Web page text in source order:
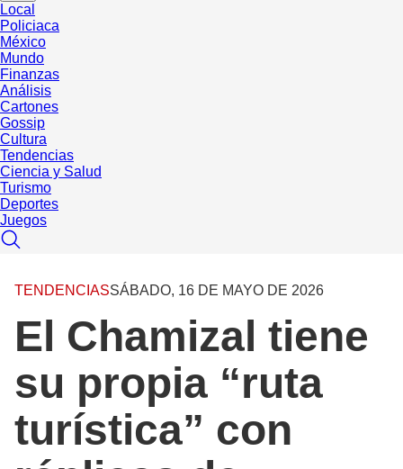
Local
Policiaca
México
Mundo
Finanzas
Análisis
Cartones
Gossip
Cultura
Tendencias
Ciencia y Salud
Turismo
Deportes
Juegos
TENDENCIASSÁBADO, 16 DE MAYO DE 2026
El Chamizal tiene
su propia “ruta
turística” con